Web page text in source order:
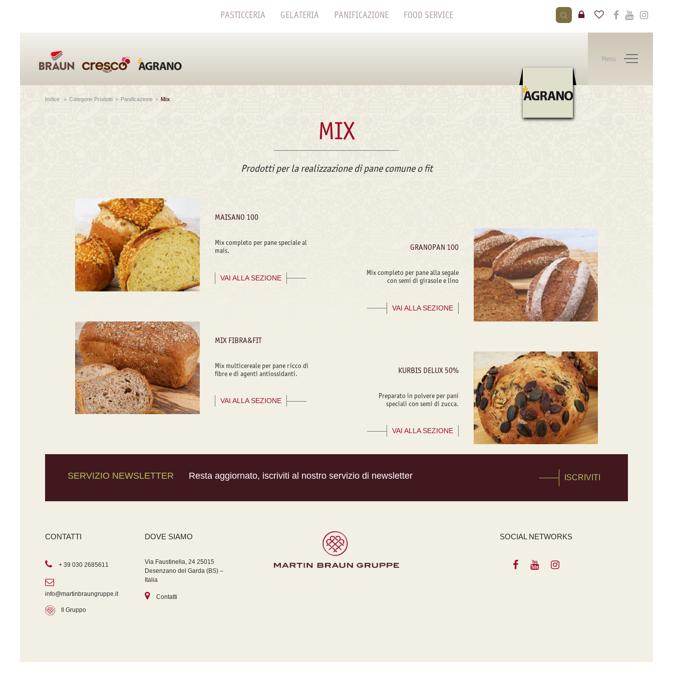
PASTICCERIA GELATERIA PANIFICAZIONE FOOD SERVICE
Menu
Indice > Categorie Prodotti > Panificazione > Mix
MIX
Prodotti per la realizzazione di pane comune o fit
MAISANO 100
Mix completo per pane speciale al
mais.
VAI ALLA SEZIONE
GRANOPAN 100
Mix completo per pane alla segale
con semi di girasole e lino
VAI ALLA SEZIONE
MIX FIBRA&FIT
Mix multicereale per pane ricco di
fibre e di agenti antiossidanti.
VAI ALLA SEZIONE
KURBIS DELUX 50%
Preparato in polvere per pani
speciali con semi di zucca.
VAI ALLA SEZIONE
SERVIZIO NEWSLETTER Resta aggiornato, iscriviti al nostro servizio di newsletter ISCRIVITI
CONTATTI
+ 39 030 2685611
info@martinbraungruppe.it
Il Gruppo
DOVE SIAMO
Via Faustinella, 24 25015
Desenzano del Garda (BS) –
Italia
Contatti
SOCIAL NETWORKS